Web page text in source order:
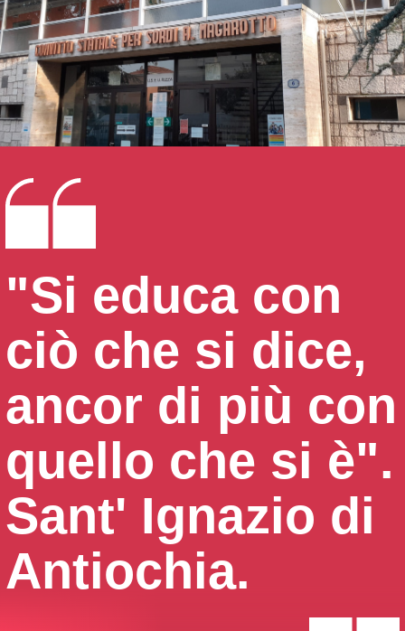
"Si educa con
ciò che si dice,
ancor di più con
quello che si è".
Sant' Ignazio di
Antiochia.